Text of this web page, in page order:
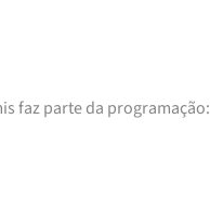
faz parte da programação: